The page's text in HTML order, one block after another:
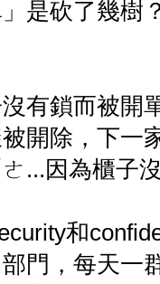
是砍了幾樹
有鎖而被開
開除，下一
...因為櫃子
和
門，每天一